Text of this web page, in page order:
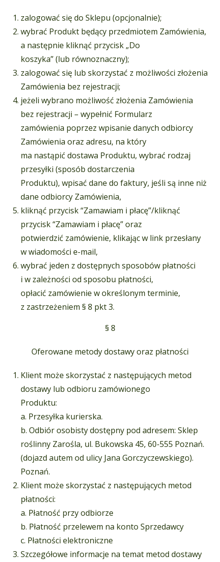
zalogować się do Sklepu (opcjonalnie);
wybrać Produkt będący przedmiotem Zamówienia,
a następnie kliknąć przycisk „Do
koszyka” (lub równoznaczny);
zalogować się lub skorzystać z możliwości złożenia
Zamówienia bez rejestracji;
jeżeli wybrano możliwość złożenia Zamówienia
bez rejestracji – wypełnić Formularz
zamówienia poprzez wpisanie danych odbiorcy
Zamówienia oraz adresu, na który
ma nastąpić dostawa Produktu, wybrać rodzaj
przesyłki (sposób dostarczenia
Produktu), wpisać dane do faktury, jeśli są inne niż
dane odbiorcy Zamówienia,
kliknąć przycisk “Zamawiam i płacę”/kliknąć
przycisk “Zamawiam i płacę” oraz
potwierdzić zamówienie, klikając w link przesłany
w wiadomości e-mail,
wybrać jeden z dostępnych sposobów płatności
i w zależności od sposobu płatności,
opłacić zamówienie w określonym terminie,
z zastrzeżeniem § 8 pkt 3.
§ 8
Oferowane metody dostawy oraz płatności
Klient może skorzystać z następujących metod
dostawy lub odbioru zamówionego
Produktu:
a. Przesyłka kurierska.
b. Odbiór osobisty dostępny pod adresem: Sklep
roślinny Zarośla, ul. Bukowska 45, 60-555 Poznań.
(dojazd autem od ulicy Jana Gorczyczewskiego).
Poznań.
Klient może skorzystać z następujących metod
płatności:
a. Płatność przy odbiorze
b. Płatność przelewem na konto Sprzedawcy
c. Płatności elektroniczne
Szczegółowe informacje na temat metod dostawy